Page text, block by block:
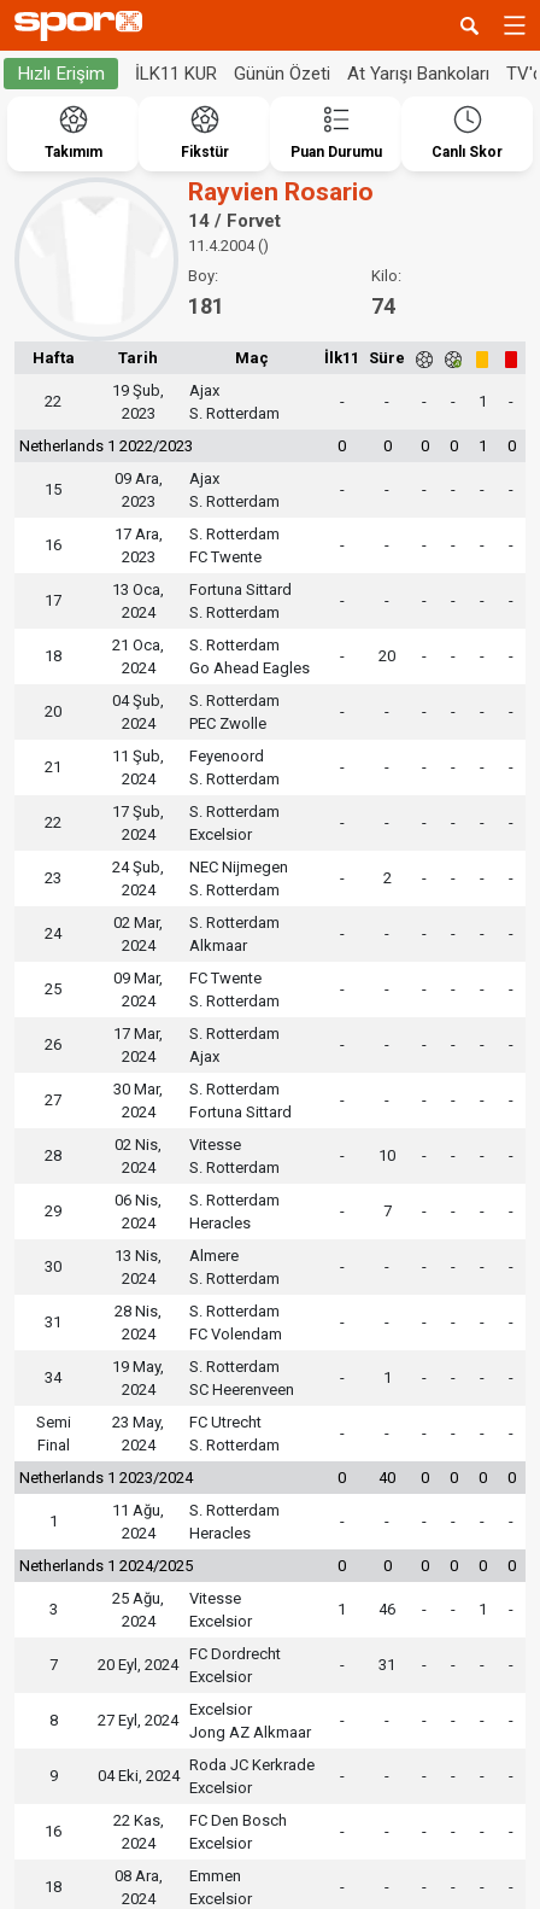
Hızlı Erişim İLK11 KUR Günün Özeti At Yarışı Bankoları
Takımım Fikstür Puan Durumu Canlı Skor
Rayvien Rosario
14 / Forvet
11.4.2004 ()
Boy:
181
Kilo:
74
Hafta Tarih Maç İlk11 Süre
22
19 Şub,
2023
Ajax
S. Rotterdam
- - - - 1 -
Netherlands 1 2022/2023 0 0 0 0 1 0
15
09 Ara,
2023
Ajax
S. Rotterdam
- - - - - -
16
17 Ara,
2023
S. Rotterdam
FC Twente
- - - - - -
17
13 Oca,
2024
Fortuna Sittard
S. Rotterdam
- - - - - -
18
21 Oca,
2024
S. Rotterdam
Go Ahead Eagles
- 20 - - - -
20
04 Şub,
2024
S. Rotterdam
PEC Zwolle
- - - - - -
21
11 Şub,
2024
Feyenoord
S. Rotterdam
- - - - - -
22
17 Şub,
2024
S. Rotterdam
Excelsior
- - - - - -
23
24 Şub,
2024
NEC Nijmegen
S. Rotterdam
- 2 - - - -
24
02 Mar,
2024
S. Rotterdam
Alkmaar
- - - - - -
25
09 Mar,
2024
FC Twente
S. Rotterdam
- - - - - -
26
17 Mar,
2024
S. Rotterdam
Ajax
- - - - - -
27
30 Mar,
2024
S. Rotterdam
Fortuna Sittard
- - - - - -
28
02 Nis,
2024
Vitesse
S. Rotterdam
- 10 - - - -
29
06 Nis,
2024
S. Rotterdam
Heracles
- 7 - - - -
30
13 Nis,
2024
Almere
S. Rotterdam
- - - - - -
31
28 Nis,
2024
S. Rotterdam
FC Volendam
- - - - - -
34
19 May,
2024
S. Rotterdam
SC Heerenveen
- 1 - - - -
Semi
Final
23 May,
2024
FC Utrecht
S. Rotterdam
- - - - - -
Netherlands 1 2023/2024 0 40 0 0 0 0
1
11 Ağu,
2024
S. Rotterdam
Heracles
- - - - - -
Netherlands 1 2024/2025 0 0 0 0 0 0
3
25 Ağu,
2024
Vitesse
Excelsior
1 46 - - 1 -
7 20 Eyl, 2024
FC Dordrecht
Excelsior
- 31 - - - -
8 27 Eyl, 2024
Excelsior
Jong AZ Alkmaar
- - - - - -
9 04 Eki, 2024
Roda JC Kerkrade
Excelsior
- - - - - -
16
22 Kas,
2024
FC Den Bosch
Excelsior
- - - - - -
18
08 Ara,
2024
Emmen
Excelsior
- - - - - -